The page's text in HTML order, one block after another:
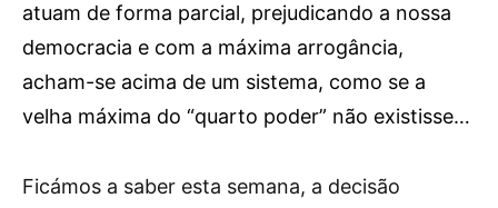
atuam de forma parcial, prejudicando a nossa
democracia e com a máxima arrogância,
acham-se acima de um sistema, como se a
velha máxima do “quarto poder” não existisse…
Ficámos a saber esta semana, a decisão